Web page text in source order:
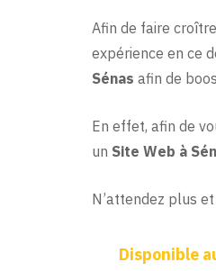
Afin de faire croître
expérience en ce
Sénas afin de
En effet, afin de
un Site Web à
N’attendez plus et